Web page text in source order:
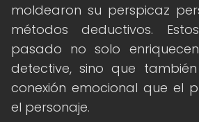
moldearon su perspicaz
métodos deductivos.
pasado no solo
detective, sino que
conexión emocional que el
el personaje.